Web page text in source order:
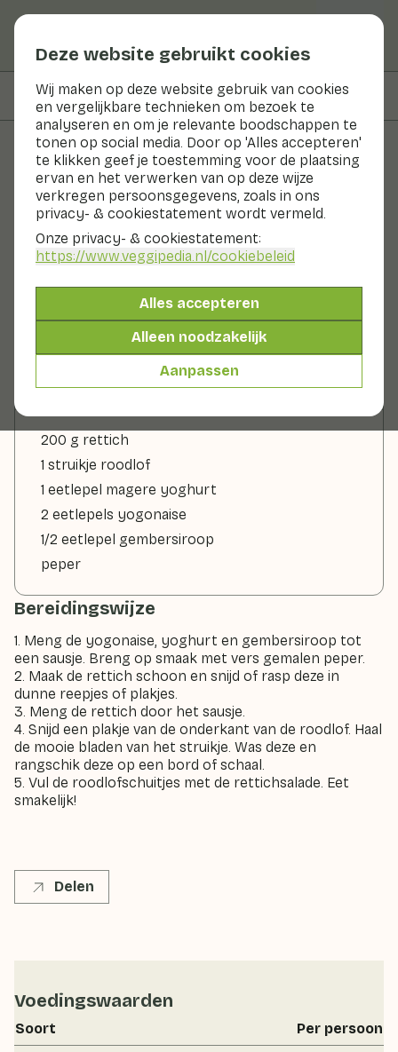
Deze website gebruikt cookies
Wij maken op deze website gebruik van cookies
en vergelijkbare technieken om bezoek te
analyseren en om je relevante boodschappen te
tonen op social media. Door op 'Alles accepteren'
te klikken geef je toestemming voor de plaatsing
ervan en het verwerken van op deze wijze
verkregen persoonsgegevens, zoals in ons
privacy- & cookiestatement wordt vermeld.
Onze privacy- & cookiestatement:
https://www.veggipedia.nl/cookiebeleid
Alles accepteren
Alleen noodzakelijk
Aanpassen
Op deze pagina Bereidingswijze
Recepten
Rettichsalade met gember
Bijgerecht 2 pers 0 - 10 min
Met seizoensproducten
145gr groenten p.p.
200 g rettich
1 struikje roodlof
1 eetlepel magere yoghurt
2 eetlepels yogonaise
1/2 eetlepel gembersiroop
peper
Bereidingswijze
1. Meng de yogonaise, yoghurt en gembersiroop tot
een sausje. Breng op smaak met vers gemalen peper.
2. Maak de rettich schoon en snijd of rasp deze in
dunne reepjes of plakjes.
3. Meng de rettich door het sausje.
4. Snijd een plakje van de onderkant van de roodlof. Haal
de mooie bladen van het struikje. Was deze en
rangschik deze op een bord of schaal.
5. Vul de roodlofschuitjes met de rettichsalade. Eet
smakelijk!
Delen
Voedingswaarden
Soort
Per persoon